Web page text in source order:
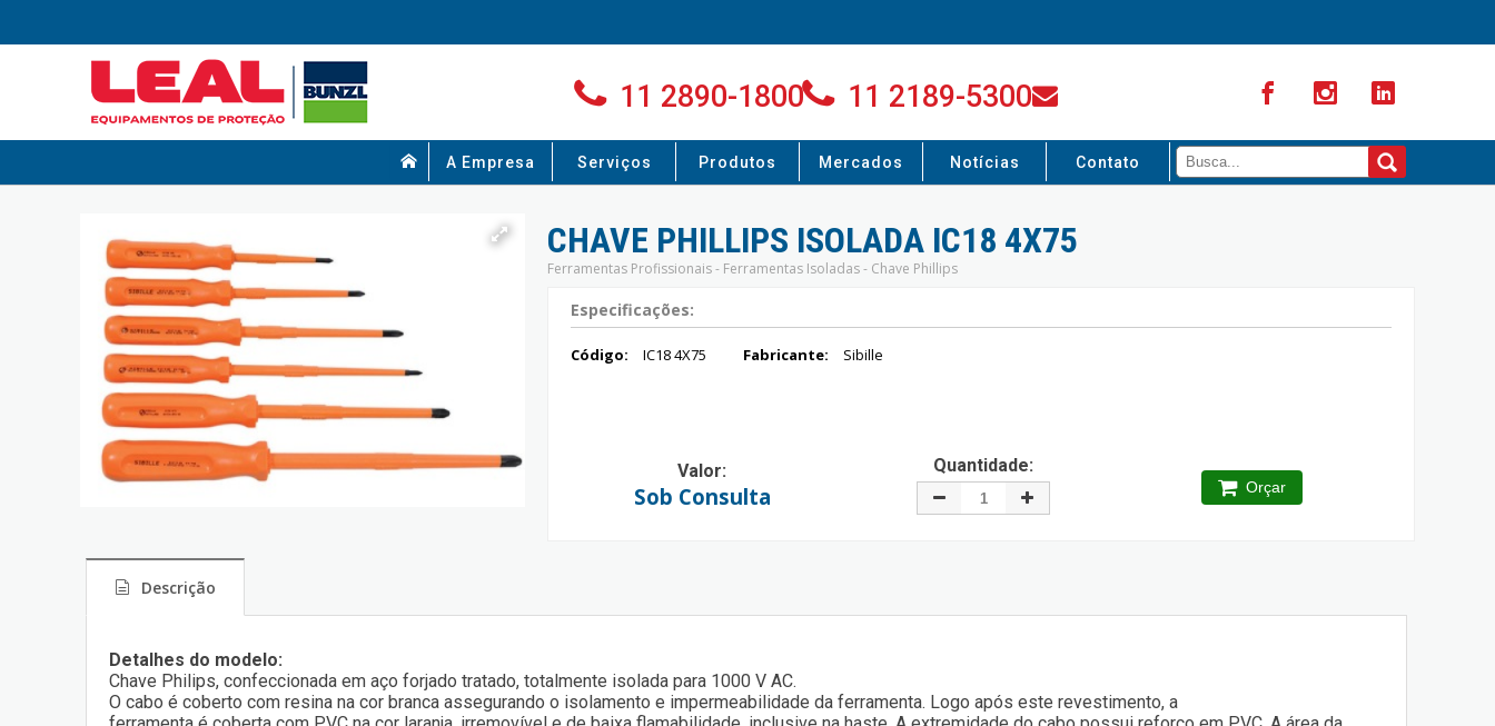
11 2890-1800 11 2189-5300
A Empresa Serviços Produtos Mercados Notícias Contato
CHAVE PHILLIPS ISOLADA IC18 4X75
Ferramentas Profissionais - Ferramentas Isoladas - Chave Phillips
Especificações:
Código: IC18 4X75 Fabricante: Sibille
Valor:
Sob Consulta
Quantidade:
Orçar
Descrição
Detalhes do modelo:
Chave Philips, confeccionada em aço forjado tratado, totalmente isolada para 1000 V AC.
O cabo é coberto com resina na cor branca assegurando o isolamento e impermeabilidade da ferramenta. Logo após este revestimento, a